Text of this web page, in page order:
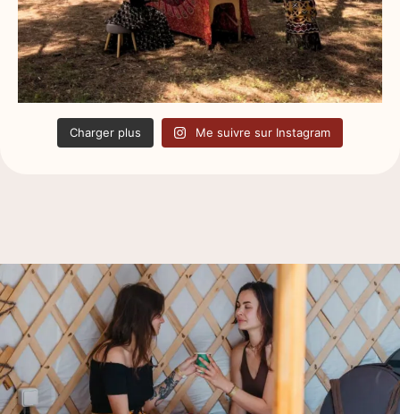
Charger plus Me suivre sur Instagram